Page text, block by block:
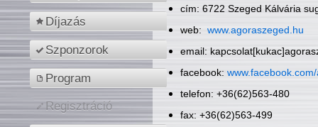
Díjazás
Szponzorok
Program
Regisztráció
cím: 6722 Szeged Kálvária
web: www.agoraszeged.hu
email:
facebook:
telefon: +36(62)563-480
fax: +36(62)563-499